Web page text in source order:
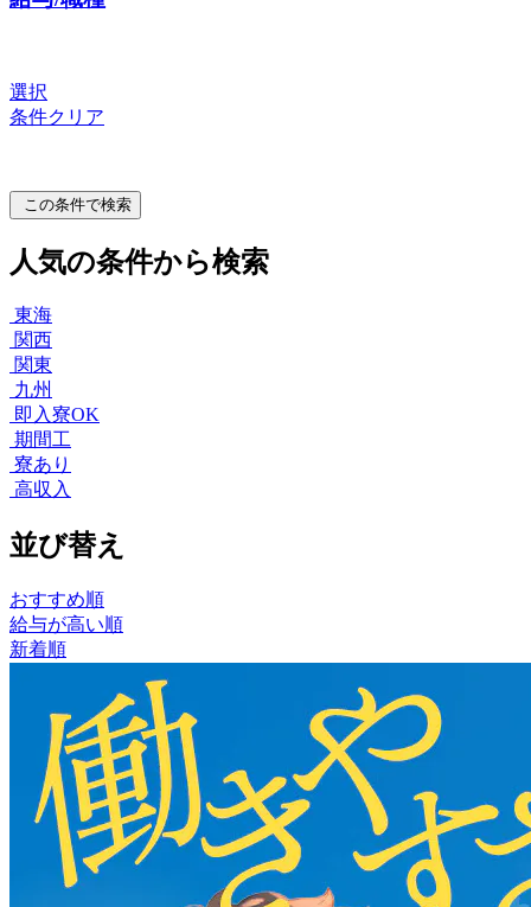
選択
条件クリア
この条件で検索
人気の条件から検索
東海
関西
関東
九州
即入寮OK
期間工
寮あり
高収入
並び替え
おすすめ順
給与が高い順
新着順